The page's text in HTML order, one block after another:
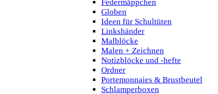
Federmäppchen
Globen
Ideen für Schultüten
Linkshänder
Malblöcke
Malen + Zeichnen
Notizblöcke und -hefte
Ordner
Portemonnaies & Brustbeutel
Schlamperboxen